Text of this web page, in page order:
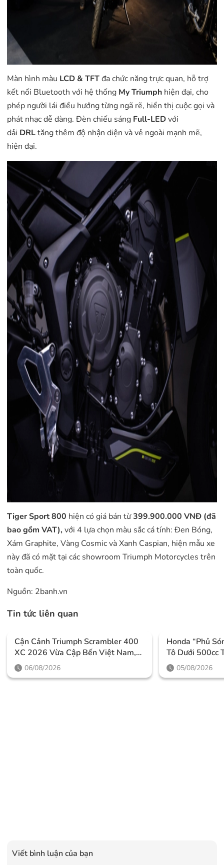
Màn hình màu LCD & TFTđa chức năng trực quan, hỗ trợ
kết nối Bluetooth với hệ thống My Triumph hiện đại, cho
phép người lái điều hướng từng ngã rẽ, hiển thị cuộc gọi và
phát nhạc dễ dàng. Đèn chiếu sáng Full-LEDvới
dải DRLtăng thêm độ nhận diện và vẻ ngoài mạnh mẽ,
hiện đại.
Tiger Sport 800 hiện có giá bán từ399.900.000 VNĐ (đã
bao gồm VAT),với 4 lựa chọn màu sắc cá tính: Đen Bóng,
Xám Graphite, Vàng Cosmic và Xanh Caspian, hiện mẫu xe
này đã có mặt tại các showroom Triumph Motorcycles trên
toàn quốc.
Nguồn: 2banh.vn
Tin tức liên quan
Cận Cảnh Triumph Scrambler 400
XC 2026 Vừa Cập Bến Việt Nam,
Thiết Kế Đậm Chất Phiêu Lưu Cùng
Mức Giá Dễ Tiếp Cận
06/08/2026
Honda “phủ
Tô Dưới 500cc
7/2026 Với
Chú Ý
05/08/2026
Viết bình luận của bạn